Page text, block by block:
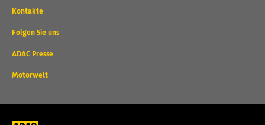
Wichtige
und
Links
Kontakte
Folgen Sie uns
ADAC Presse
Motorwelt